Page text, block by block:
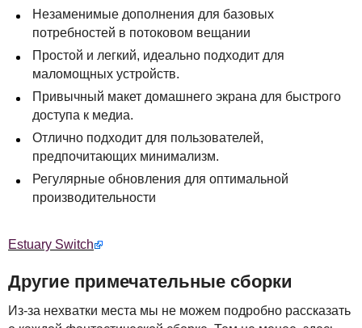
Незаменимые дополнения для базовых
потребностей в потоковом вещании
Простой и легкий, идеально подходит для
маломощных устройств.
Привычный макет домашнего экрана для быстрого
доступа к медиа.
Отлично подходит для пользователей,
предпочитающих минимализм.
Регулярные обновления для оптимальной
производительности
Estuary Switch
Другие примечательные сборки
Из-за нехватки места мы не можем подробно рассказать